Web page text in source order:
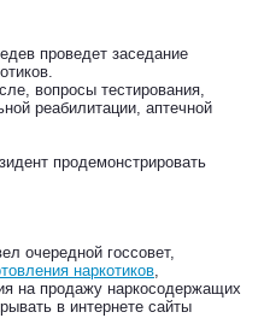
проведет заседание
вопросы тестирования,
реабилитации, аптечной
продемонстрировать
очередной госсовет,
наркотиков,
на продажу наркосодержащих
в интернете сайты